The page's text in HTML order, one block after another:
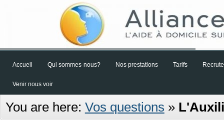
Accueil Qui sommes-nous? Nos prestations Tarifs
Venir nous voir
You are here: Vos questions »